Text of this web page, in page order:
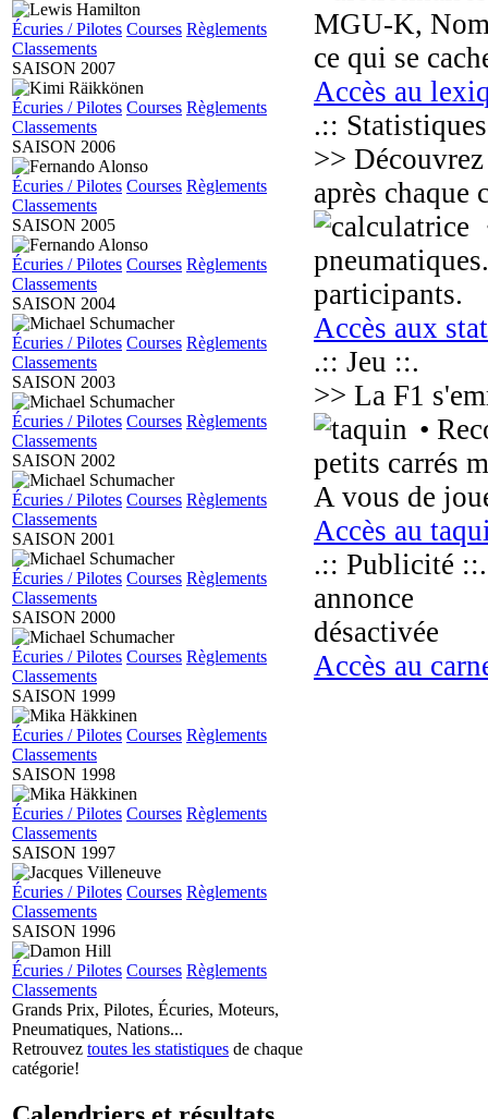
Écuries / Pilotes Courses Règlements
Classements
SAISON 2007
Écuries / Pilotes Courses Règlements
Classements
SAISON 2006
Écuries / Pilotes Courses Règlements
Classements
SAISON 2005
Écuries / Pilotes Courses Règlements
Classements
SAISON 2004
Écuries / Pilotes Courses Règlements
Classements
SAISON 2003
Écuries / Pilotes Courses Règlements
Classements
SAISON 2002
Écuries / Pilotes Courses Règlements
Classements
SAISON 2001
Écuries / Pilotes Courses Règlements
Classements
SAISON 2000
Écuries / Pilotes Courses Règlements
Classements
SAISON 1999
Écuries / Pilotes Courses Règlements
Classements
SAISON 1998
Écuries / Pilotes Courses Règlements
Classements
SAISON 1997
Écuries / Pilotes Courses Règlements
Classements
SAISON 1996
Écuries / Pilotes Courses Règlements
Classements
Grands Prix, Pilotes, Écuries, Moteurs,
Pneumatiques, Nations...
Retrouvez toutes les statistiques de chaque
catégorie!
MGU-K,
ce qui se
Accès au
.::
>>
après chaque
participants.
Accès aux
.:: Jeu ::.
>> La F1
•
petits carrés
A vous de
Accès au
.:: Publicité ::.
annonce
désactivée
Accès au